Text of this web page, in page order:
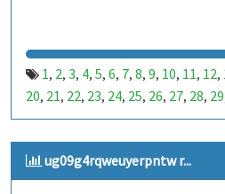
1, 2, 3, 4, 5, 6, 7, 8, 9, 10, 11, 12,
20, 21, 22, 23, 24, 25, 26, 27, 28, 29
37,38,39,40,41,42,43,44,45,46
99,100,101,102,103,104,105,
111,112,113,114,115,116,
123,124,125,126,127,128,129,
ug09g4rqweuyerpntw r...